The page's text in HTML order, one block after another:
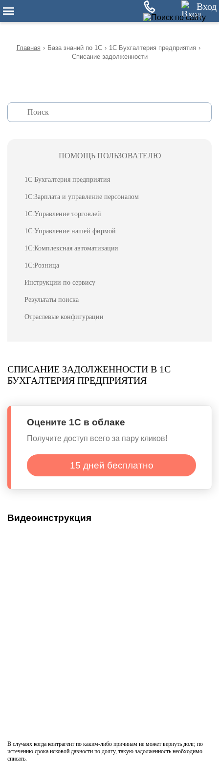
Вход
Главная › База знаний по 1С › 1С Бухгалтерия предприятия ›
Списание задолженности
ПОМОЩЬ ПОЛЬЗОВАТЕЛЮ
1С Бухгалтерия предприятия
1С:Зарплата и управление персоналом
1С:Управление торговлей
1С:Управление нашей фирмой
1С:Комплексная автоматизация
1С:Розница
Инструкции по сервису
Результаты поиска
Отраслевые конфигурации
СПИСАНИЕ ЗАДОЛЖЕННОСТИ В 1С
БУХГАЛТЕРИЯ ПРЕДПРИЯТИЯ
Оцените 1С в облаке
Получите доступ всего за пару кликов!
15 дней бесплатно
Видеоинструкция
В случаях когда контрагент по каким-либо причинам не может вернуть долг, по
истечению срока исковой давности по долгу, такую задолженность необходимо
списать.